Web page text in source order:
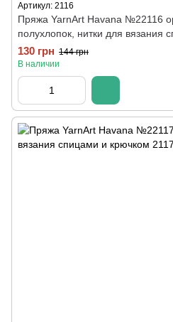
Артикул: 2116
Пряжа YarnArt Havana №22116
полухлопок, нитки для вязания
130 грн 144 грн
В наличии